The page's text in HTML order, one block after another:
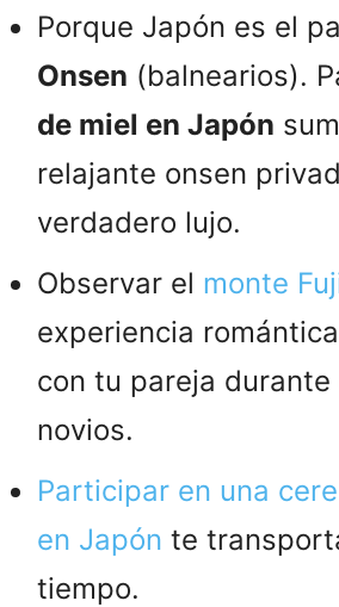
Porque Japón es el
Onsen (balnearios).
de miel en Japón
relajante onsen
verdadero lujo.
Observar el monte
experiencia
con tu pareja durante
novios.
Participar en una
en Japón te
tiempo.